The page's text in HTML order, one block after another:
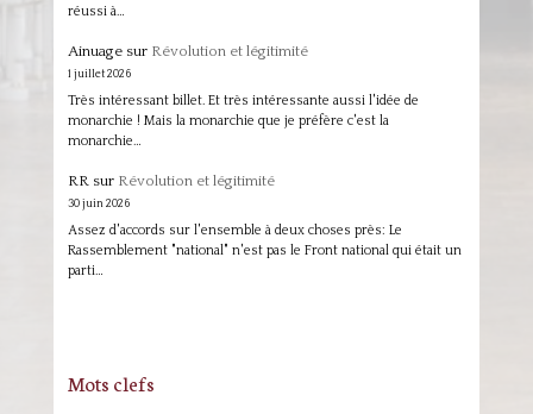
réussi à…
Ainuagesur Révolution et légitimité
1 juillet 2026
Très intéressant billet. Et très intéressante aussi l'idée de
monarchie ! Mais la monarchie que je préfère c'est la
monarchie…
RR sur Révolution et légitimité
30 juin 2026
Assez d'accords sur l'ensemble à deux choses près: Le
Rassemblement "national" n'est pas le Front national qui était un
parti…
Mots clefs